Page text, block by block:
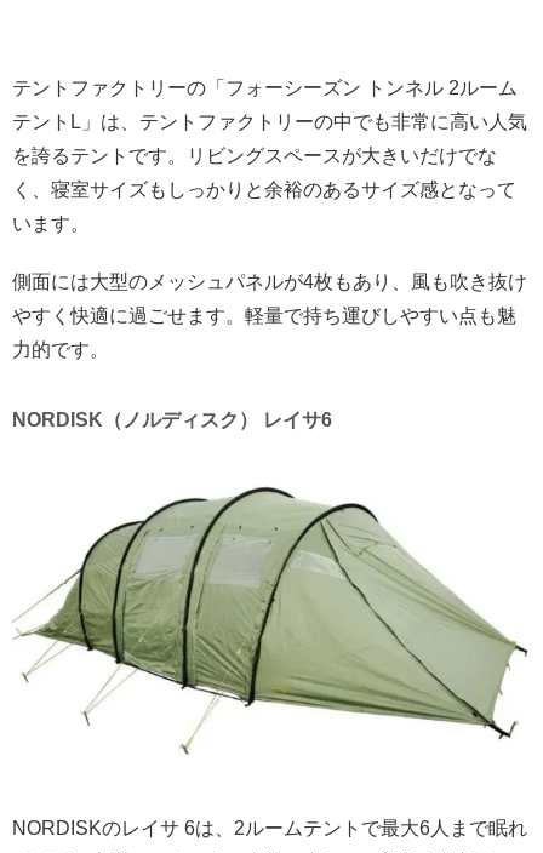
テントファクトリーの「フォーシーズン トンネル 2ルーム
テントL」は、テントファクトリーの中でも非常に高い人気
を誇るテントです。リビングスペースが大きいだけでな
く、寝室サイズもしっかりと余裕のあるサイズ感となって
います。
側面には大型のメッシュパネルが4枚もあり、風も吹き抜け
やすく快適に過ごせます。軽量で持ち運びしやすい点も魅
力的です。
NORDISK（ノルディスク） レイサ6
NORDISKのレイサ 6は、2ルームテントで最大6人まで眠れ